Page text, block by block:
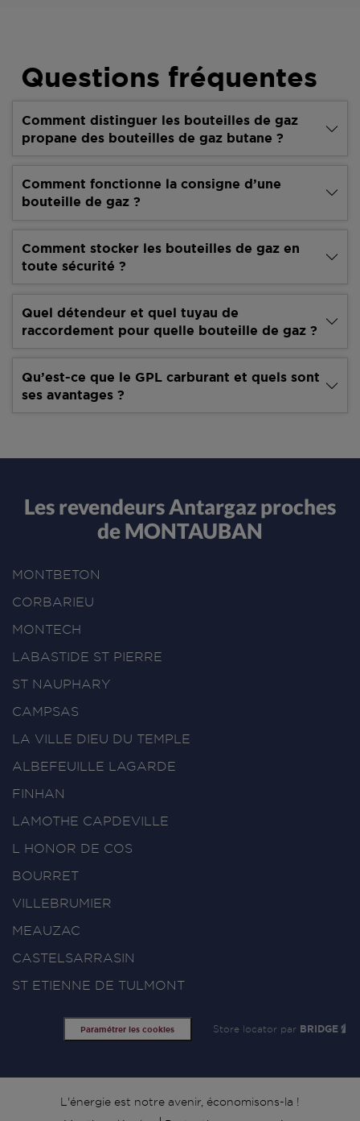
Questions fréquentes
Comment distinguer les bouteilles de gaz
propane des bouteilles de gaz butane ?
Comment fonctionne la consigne d’une
bouteille de gaz ?
Comment stocker les bouteilles de gaz en
toute sécurité ?
Quel détendeur et quel tuyau de
raccordement pour quelle bouteille de gaz ?
Qu’est-ce que le GPL carburant et quels sont
ses avantages ?
Les revendeurs Antargaz proches
de MONTAUBAN
MONTBETON
CORBARIEU
MONTECH
LABASTIDE ST PIERRE
ST NAUPHARY
CAMPSAS
LA VILLE DIEU DU TEMPLE
ALBEFEUILLE LAGARDE
FINHAN
LAMOTHE CAPDEVILLE
L HONOR DE COS
BOURRET
VILLEBRUMIER
MEAUZAC
CASTELSARRASIN
ST ETIENNE DE TULMONT
Paramétrer les cookies Store locator par BRIDGE
Signature
L'énergie est notre avenir, économisons-la !